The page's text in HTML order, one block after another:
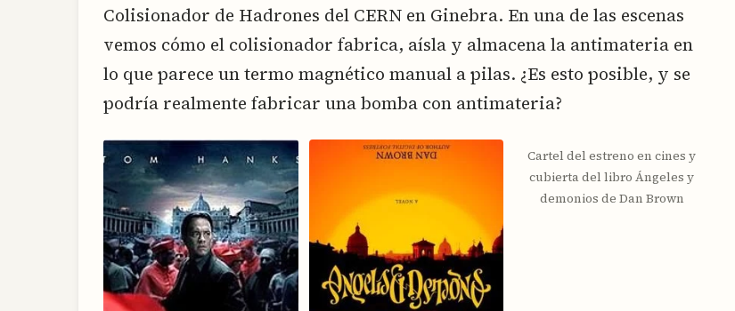
Colisionador de Hadrones del CERN en Ginebra. En una de las escenas
vemos cómo el colisionador fabrica, aísla y almacena la antimateria en
lo que parece un termo magnético manual a pilas. ¿Es esto posible, y se
podría realmente fabricar una bomba con antimateria?
Cartel del estreno en cines y
cubierta del libro Ángeles y
demonios de Dan Brown